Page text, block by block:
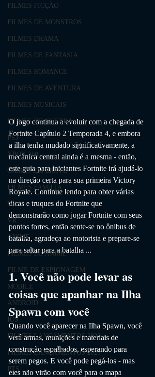
FILMES FICÇÃO
FILMES DE MONSTROS
FILMES DRAMA
FILMES DE FANTASIA
FILMES ROMANCE
FILMES DE AVENTURA
FILMES MUSICAIS
FILMES DE GUERRA
PS3
XBOX 360
GAMES EM BREVE
FILMES FAMÍLIA
Wii U
VR
ANIME
FILMES DE ANIME
FILME DE ESPIONAGEM
MOBILE
ANDROID
IOS
FILMES LANÇAMENTOS 2020
FILMES LANÇAMENTOS 2021
RTS
O jogo continua a evoluir com a chegada de
Fortnite Capítulo 2 Temporada 4, e embora
a ilha tenha mudado significativamente, a
mecânica central ainda é a mesma - então,
este guia para iniciantes Fortnite irá ajudá-lo
na direção certa para sua primeira Victory
Royale. Continue lendo para obter várias
dicas e truques do Fortnite que
demonstrarão como jogar Fortnite com seus
pontos fortes, então sente-se no ônibus de
batalha, agradeça ao motorista e prepare-se
para saltar para a batalha ...
1. Você não pode levar as
coisas que apanhar na Ilha
Spawn com você
Quando você aparecer na Ilha Spawn, você
verá armas, munições e materiais de
construção espalhados, esperando para
serem pegos. E você pode pegá-los - mas
eles não virão com você para o mapa